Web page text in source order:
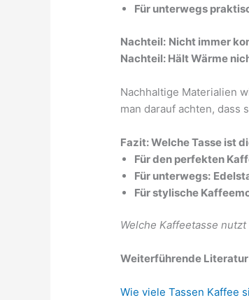
Für unterwegs
Nachteil: Nicht immer
Nachteil: Hält Wärme
Nachhaltige Materialien
man darauf achten, dass
Fazit: Welche Tasse ist
Für den perfekten
Für unterwegs:
Für stylische
Welche Kaffeetasse
Weiterführende Literatur
Wie viele Tassen Kaffee